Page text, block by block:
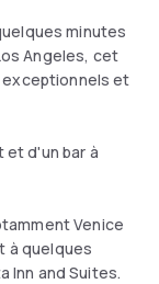
minutes
Angeles, cet
et
d'un bar à
Venice
à quelques
Inn and Suites.